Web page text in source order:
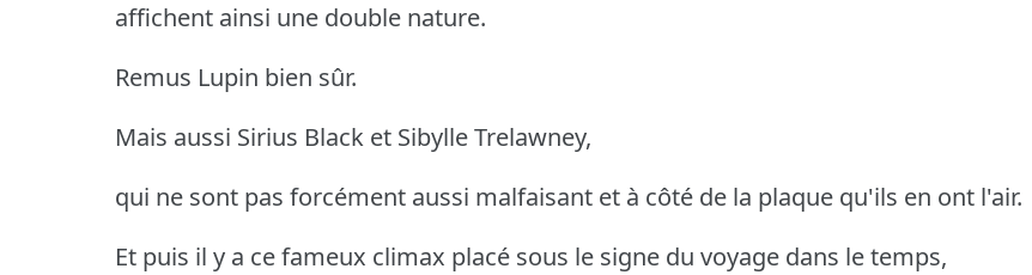
affichent ainsi une double nature.
Remus Lupin bien sûr.
Mais aussi Sirius Black et Sibylle Trelawney,
qui ne sont pas forcément aussi malfaisant et à côté de la plaque qu'ils en ont l'air.
Et puis il y a ce fameux climax placé sous le signe du voyage dans le temps,